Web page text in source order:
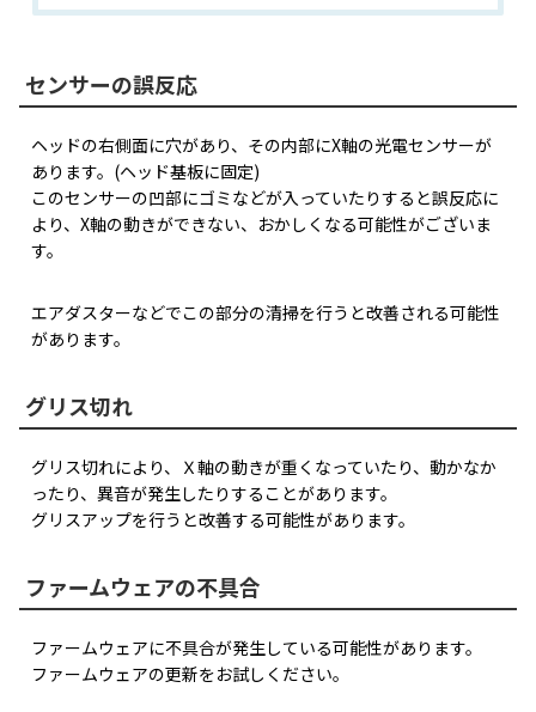
センサーの誤反応
ヘッドの右側面に穴があり、その内部にX軸の光電センサーが
あります。(ヘッド基板に固定)
このセンサーの凹部にゴミなどが入っていたりすると誤反応に
より、X軸の動きができない、おかしくなる可能性がございま
す。
エアダスターなどでこの部分の清掃を行うと改善される可能性
があります。
グリス切れ
グリス切れにより、Ｘ軸の動きが重くなっていたり、動かなか
ったり、異音が発生したりすることがあります。
グリスアップを行うと改善する可能性があります。
ファームウェアの不具合
ファームウェアに不具合が発生している可能性があります。
ファームウェアの更新をお試しください。